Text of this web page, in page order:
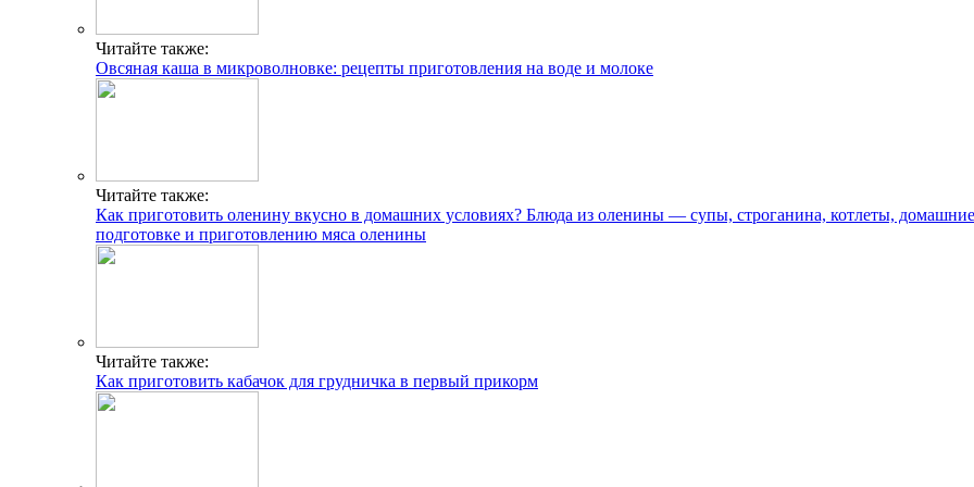
Читайте также:
Овсяная каша в микроволновке: рецепты приготовления на воде и молоке
Читайте также:
Как приготовить оленину вкусно в домашних условиях? Блюда из оленины — супы, строганина, котлеты,
подготовке и приготовлению мяса оленины
Читайте также:
Как приготовить кабачок для грудничка в первый прикорм